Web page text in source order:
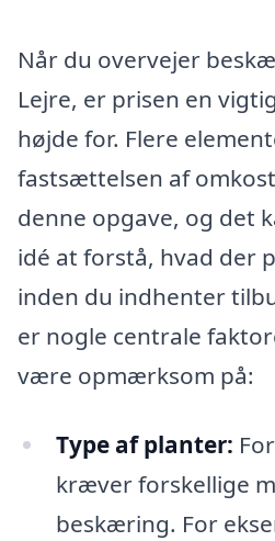
Når du overvejer
Lejre, er prisen en
højde for. Flere
fastsættelsen af
denne opgave, og det
idé at forstå, hvad der
inden du indhenter
er nogle centrale
være opmærksom på:
Type af planter:
kræver forskellige
beskæring. For